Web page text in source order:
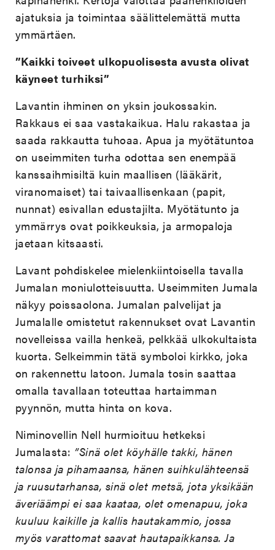
ajatuksia ja toimintaa säälittelemättä mutta
ymmärtäen.
”Kaikki toiveet ulkopuolisesta avusta olivat
käyneet turhiksi”
Lavantin ihminen on yksin joukossakin.
Rakkaus ei saa vastakaikua. Halu rakastaa ja
saada rakkautta tuhoaa. Apua ja myötätuntoa
on useimmiten turha odottaa sen enempää
kanssaihmisiltä kuin maallisen (lääkärit,
viranomaiset) tai taivaallisenkaan (papit,
nunnat) esivallan edustajilta. Myötätunto ja
ymmärrys ovat poikkeuksia, ja armopaloja
jaetaan kitsaasti.
Lavant pohdiskelee mielenkiintoisella tavalla
Jumalan moniulotteisuutta. Useimmiten Jumala
näkyy poissaolona. Jumalan palvelijat ja
Jumalalle omistetut rakennukset ovat Lavantin
novelleissa vailla henkeä, pelkkää ulkokultaista
kuorta. Selkeimmin tätä symboloi kirkko, joka
on rakennettu latoon. Jumala tosin saattaa
omalla tavallaan toteuttaa hartaimman
pyynnön, mutta hinta on kova.
Niminovellin Nell hurmioituu hetkeksi
Jumalasta: ”Sinä olet köyhälle takki, hänen
talonsa ja pihamaansa, hänen suihkulähteensä
ja ruusutarhansa, sinä olet metsä, jota yksikään
äveriäämpi ei saa kaataa, olet omenapuu, joka
kuuluu kaikille ja kallis hautakammio, jossa
myös varattomat saavat hautapaikkansa. Ja